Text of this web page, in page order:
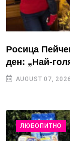
Росица
ден: „Най-
AUGUST 07, 2026
ЛЮБОПИТНО